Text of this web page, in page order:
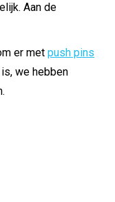
Aan de
er met push pins
we hebben